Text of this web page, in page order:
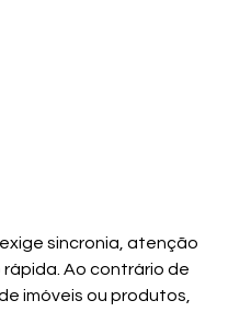
sincronia, atenção
Ao contrário de
imóveis ou produtos,